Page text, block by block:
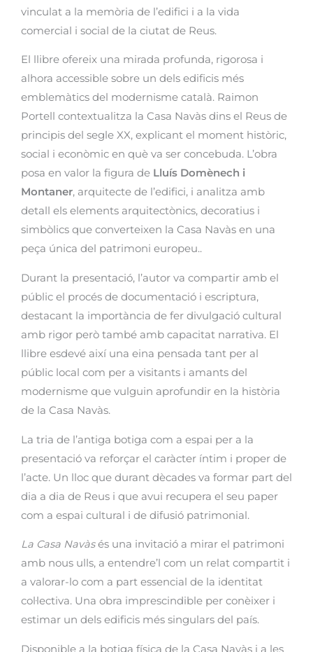
vinculat a la memòria de l’edifici i a la vida
comercial i social de la ciutat de Reus.
El llibre ofereix una mirada profunda, rigorosa i
alhora accessible sobre un dels edificis més
emblemàtics del modernisme català. Raimon
Portell contextualitza la Casa Navàs dins el Reus de
principis del segle XX, explicant el moment històric,
social i econòmic en què va ser concebuda. L’obra
posa en valor la figura de Lluís Domènech i
Montaner, arquitecte de l’edifici, i analitza amb
detall els elements arquitectònics, decoratius i
simbòlics que converteixen la Casa Navàs en una
peça única del patrimoni europeu..
Durant la presentació, l’autor va compartir amb el
públic el procés de documentació i escriptura,
destacant la importància de fer divulgació cultural
amb rigor però també amb capacitat narrativa. El
llibre esdevé així una eina pensada tant per al
públic local com per a visitants i amants del
modernisme que vulguin aprofundir en la història
de la Casa Navàs.
La tria de l’antiga botiga com a espai per a la
presentació va reforçar el caràcter íntim i proper de
l’acte. Un lloc que durant dècades va formar part del
dia a dia de Reus i que avui recupera el seu paper
com a espai cultural i de difusió patrimonial.
La Casa Navàsés una invitació a mirar el patrimoni
amb nous ulls, a entendre’l com un relat compartit i
a valorar-lo com a part essencial de la identitat
col·lectiva. Una obra imprescindible per conèixer i
estimar un dels edificis més singulars del país.
Disponible a la botiga física de la Casa Navàs i a les